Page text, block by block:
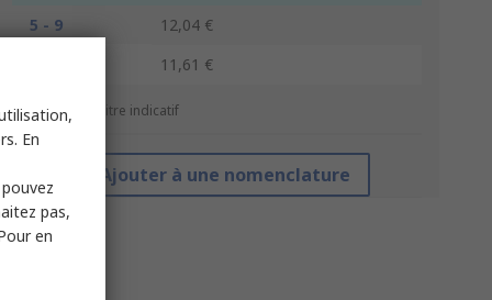
5 - 9
12,04 €
11,61 €
*Prix donné à titre indicatif
Ajouter à une nomenclature
En
pas,
en